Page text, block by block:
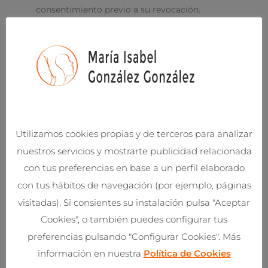
consentimiento previo a su revocación.
Los datos no se comunicarán a ningún tercero
ajeno a el responsable, salvo obligación legal o
Responsable tiene contratados los servicios de
proveedores, con las que además tiene
suscrito un contrato de encargado de
tratamiento conforme a lo establecido en la
normativa aplicable en materia de protección
de datos. Dichos proveedores se encuentran
adheridos al Privacy Shield.
Utilizamos cookies propias y de terceros para analizar
nuestros servicios y mostrarte publicidad relacionada
con tus preferencias en base a un perfil elaborado
con tus hábitos de navegación (por ejemplo, páginas
visitadas). Si consientes su instalación pulsa "Aceptar
Cookies", o también puedes configurar tus
preferencias pulsando "Configurar Cookies". Más
información en nuestra Política de Cookies